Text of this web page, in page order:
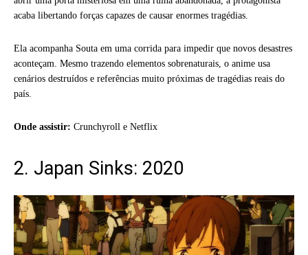
acaba libertando forças capazes de causar enormes tragédias.
Ela acompanha Souta em uma corrida para impedir que novos desastres
aconteçam. Mesmo trazendo elementos sobrenaturais, o anime usa
cenários destruídos e referências muito próximas de tragédias reais do
país.
Onde assistir: Crunchyroll e Netflix
2. Japan Sinks: 2020